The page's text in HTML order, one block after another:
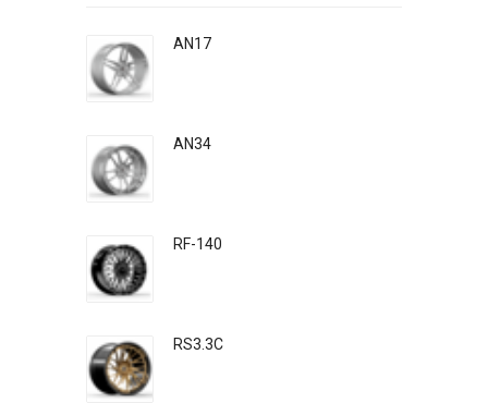
AN17
AN34
RF-140
RS3.3C